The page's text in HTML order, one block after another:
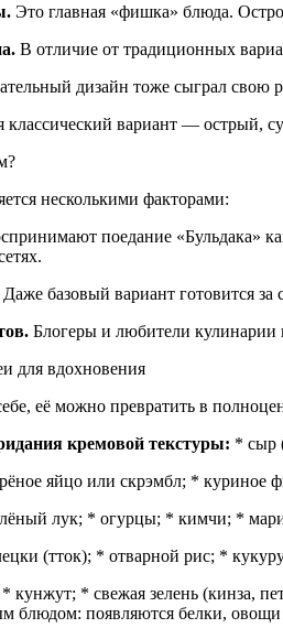
Это главная «фишка» блюда.
В отличие от традиционных
дизайн тоже сыграл свою
классический вариант — острый,
несколькими факторами:
поедание «Бульдака»
Даже базовый вариант готовится
Блогеры и любители
для вдохновения
её можно превратить в
кремовой текстуры: * сыр
яйцо или скрэмбл; * куриное
лук; * огурцы; * кимчи; *
(тток); * отварной рис; *
* кунжут; * свежая зелень (кинза,
блюдом: появляются белки,